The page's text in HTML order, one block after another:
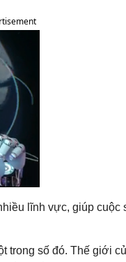
lĩnh vực, giúp cuộc
trong số đó. Thế giới